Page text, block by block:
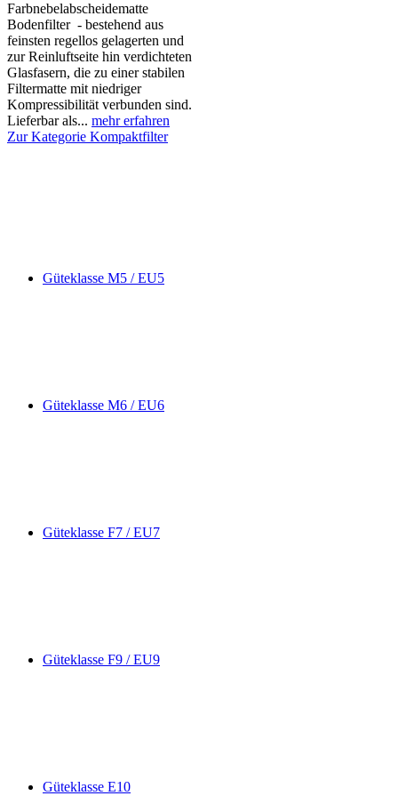
Farbnebelabscheidematte
Bodenfilter - bestehend aus
feinsten regellos gelagerten und
zur Reinluftseite hin verdichteten
Glasfasern, die zu einer stabilen
Filtermatte mit niedriger
Kompressibilität verbunden sind.
Lieferbar als... mehr erfahren
Zur Kategorie Kompaktfilter
Güteklasse M5 / EU5
Güteklasse M6 / EU6
Güteklasse F7 / EU7
Güteklasse F9 / EU9
Güteklasse E10